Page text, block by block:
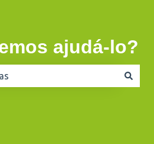
ajudá-lo?